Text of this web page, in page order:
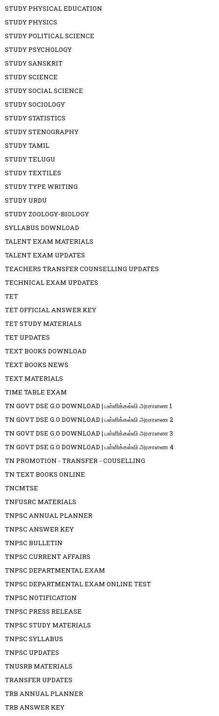
STUDY PHYSICAL EDUCATION
STUDY PHYSICS
STUDY POLITICAL SCIENCE
STUDY PSYCHOLOGY
STUDY SANSKRIT
STUDY SCIENCE
STUDY SOCIAL SCIENCE
STUDY SOCIOLOGY
STUDY STATISTICS
STUDY STENOGRAPHY
STUDY TAMIL
STUDY TELUGU
STUDY TEXTILES
STUDY TYPE WRITING
STUDY URDU
STUDY ZOOLOGY-BIOLOGY
SYLLABUS DOWNLOAD
TALENT EXAM MATERIALS
TALENT EXAM UPDATES
TEACHERS TRANSFER COUNSELLING UPDATES
TECHNICAL EXAM UPDATES
TET
TET OFFICIAL ANSWER KEY
TET STUDY MATERIALS
TET UPDATES
TEXT BOOKS DOWNLOAD
TEXT BOOKS NEWS
TEXT MATERIALS
TIME TABLE EXAM
TN GOVT DSE G.O DOWNLOAD | பள்ளிக்கல்வி அரசாணை 1
TN GOVT DSE G.O DOWNLOAD | பள்ளிக்கல்வி அரசாணை 2
TN GOVT DSE G.O DOWNLOAD | பள்ளிக்கல்வி அரசாணை 3
TN GOVT DSE G.O DOWNLOAD | பள்ளிக்கல்வி அரசாணை 4
TN PROMOTION - TRANSFER - COUSELLING
TN TEXT BOOKS ONLINE
TNCMTSE
TNFUSRC MATERIALS
TNPSC ANNUAL PLANNER
TNPSC ANSWER KEY
TNPSC BULLETIN
TNPSC CURRENT AFFAIRS
TNPSC DEPARTMENTAL EXAM
TNPSC DEPARTMENTAL EXAM ONLINE TEST
TNPSC NOTIFICATION
TNPSC PRESS RELEASE
TNPSC STUDY MATERIALS
TNPSC SYLLABUS
TNPSC UPDATES
TNUSRB MATERIALS
TRANSFER UPDATES
TRB ANNUAL PLANNER
TRB ANSWER KEY